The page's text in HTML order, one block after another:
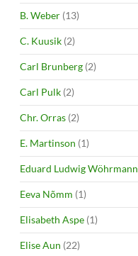
B. Weber (13)
C. Kuusik (2)
Carl Brunberg (2)
Carl Pulk (2)
Chr. Orras (2)
E. Martinson (1)
Eduard Ludwig Wöhrmann
Eeva Nõmm (1)
Elisabeth Aspe (1)
Elise Aun (22)